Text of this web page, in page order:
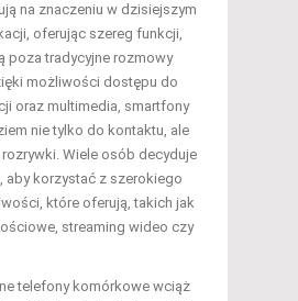
na znaczeniu w dzisiejszym
oferując szereg funkcji,
poza tradycyjne rozmowy
możliwości dostępu do
oraz multimedia, smartfony
nie tylko do kontaktu, ale
Wiele osób decyduje
aby korzystać z szerokiego
które oferują, takich jak
streaming wideo czy
telefony komórkowe wciąż